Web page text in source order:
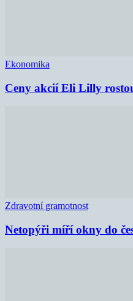
Ekonomika
Ceny akcií Eli Lilly
Zdravotní gramotnost
Netopýři míří okny do